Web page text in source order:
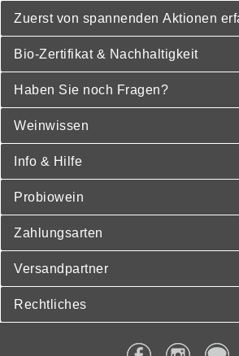
Zuerst von spannenden Aktionen
Bio-Zertifikat & Nachhaltigkeit
Haben Sie noch Fragen?
Weinwissen
Info & Hilfe
Probiowein
Zahlungsarten
Versandpartner
Rechtliches